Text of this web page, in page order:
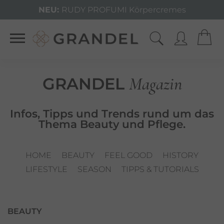
NEU: RUDY PROFUMI Körpercremes
GRANDEL Magazin
Infos, Tipps und Trends rund um das
Thema Beauty und Pflege.
HOME BEAUTY FEEL GOOD
HISTORY
LIFESTYLE
SEASON TIPPS & TUTORIALS
BEAUTY